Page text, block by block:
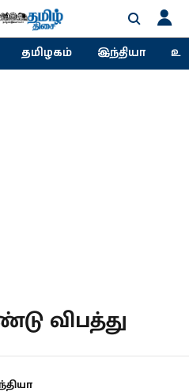
தமிழகம் இந்தியா
விபத்து